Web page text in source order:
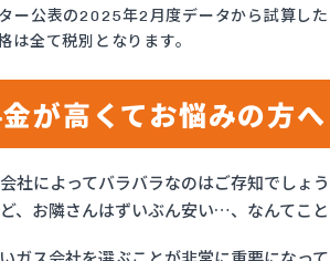
ー公表の2025年2月度データから試算し
は全て税別となります。
が高くてお悩みの方へ
社によってバラバラなのはご存知でしょ
、お隣さんはずいぶん安い…、なんてこと